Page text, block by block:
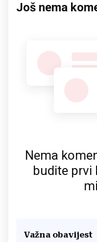
Još nema
Nema
budite prvi
Važna obavijest